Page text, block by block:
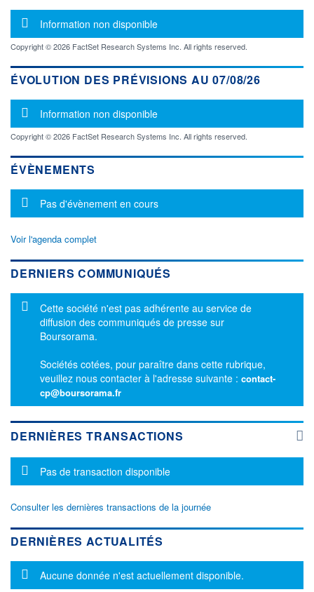
Message d'information
Information non disponible
Copyright © 2026 FactSet Research Systems Inc. All rights reserved.
ÉVOLUTION DES PRÉVISIONS AU 07/08/26
Message d'information
Information non disponible
Copyright © 2026 FactSet Research Systems Inc. All rights reserved.
ÉVÈNEMENTS
Message d'information
Pas d'évènement en cours
Voir l'agenda complet
DERNIERS COMMUNIQUÉS
Message d'information
Cette société n'est pas adhérente au service de
diffusion des communiqués de presse sur
Boursorama.
Sociétés cotées, pour paraître dans cette rubrique,
veuillez nous contacter à l'adresse suivante : contact-
cp@boursorama.fr
DERNIÈRES TRANSACTIONS
Message d'information
Pas de transaction disponible
Consulter les dernières transactions de la journée
DERNIÈRES ACTUALITÉS
Message d'information
Aucune donnée n'est actuellement disponible.